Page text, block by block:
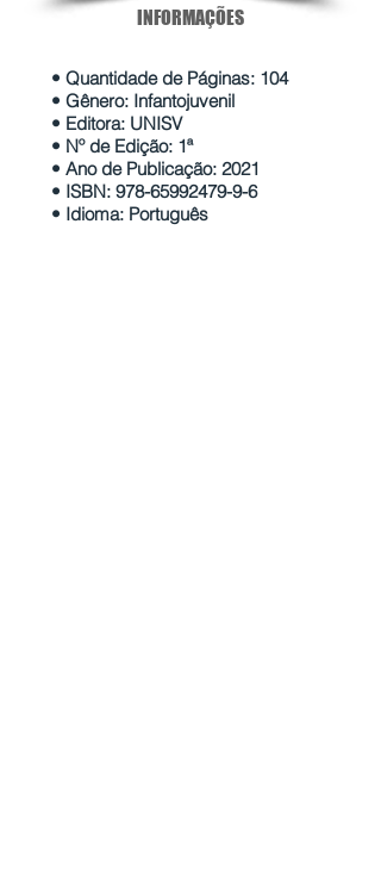
INFORMAÇÕES
• Quantidade de Páginas: 104
• Gênero: Infantojuvenil
• Editora: UNISV
• Nº de Edição: 1ª
• Ano de Publicação: 2021
• ISBN: 978-65992479-9-6
• Idioma: Português